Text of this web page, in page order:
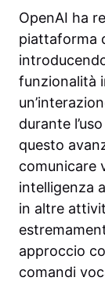
OpenAI ha
piattaforma
funzionalità
durante
questo
comunicare
intelligenza
in altre
approccio
comandi